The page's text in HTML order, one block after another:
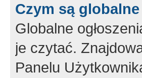
Czym są
Globalne
je czytać.
Panelu